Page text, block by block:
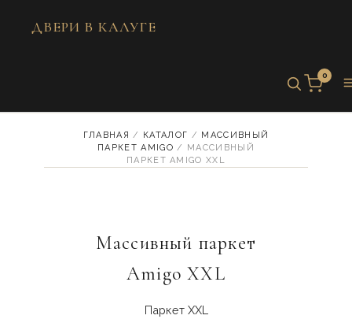
ДВЕРИ В КАЛУГЕ
0
ГЛАВНАЯ / КАТАЛОГ / МАССИВНЫЙ
ПАРКЕТ AMIGO / МАССИВНЫЙ
ПАРКЕТ AMIGO XXL
Массивный паркет
Amigo XXL
Паркет XXL